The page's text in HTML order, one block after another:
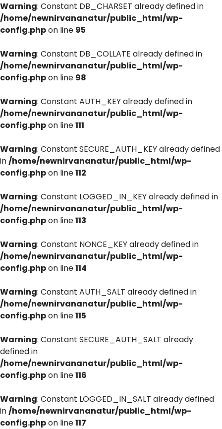
Warning: Constant DB_CHARSET already defined in
/home/newnirvananatur/public_html/wp-
config.phpon line 95
Warning: Constant DB_COLLATE already defined in
/home/newnirvananatur/public_html/wp-
config.phpon line 98
Warning: Constant AUTH_KEY already defined in
/home/newnirvananatur/public_html/wp-
config.phpon line111
Warning: Constant SECURE_AUTH_KEY already defined
in/home/newnirvananatur/public_html/wp-
config.phpon line112
Warning: Constant LOGGED_IN_KEY already defined in
/home/newnirvananatur/public_html/wp-
config.phpon line113
Warning: Constant NONCE_KEY already defined in
/home/newnirvananatur/public_html/wp-
config.phpon line114
Warning: Constant AUTH_SALT already defined in
/home/newnirvananatur/public_html/wp-
config.phpon line115
Warning: Constant SECURE_AUTH_SALT already
defined in
/home/newnirvananatur/public_html/wp-
config.phpon line116
Warning: Constant LOGGED_IN_SALT already defined
in/home/newnirvananatur/public_html/wp-
config.phpon line117